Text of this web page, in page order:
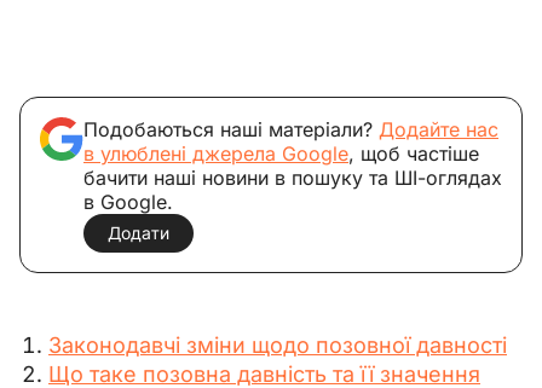
Подобаються наші матеріали? Додайте нас
в улюблені джерела Google, щоб частіше
бачити наші новини в пошуку та ШІ-оглядах
в Google.
Додати
Законодавчі зміни щодо позовної давності
Що таке позовна давність та її значення